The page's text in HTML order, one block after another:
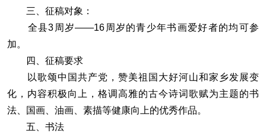
三、征稿对象：
全县3周岁——16周岁的青少年书画爱好者的均可参
加。
四、征稿要求
以歌颂中国共产党，赞美祖国大好河山和家乡发展变
化，内容积极向上，格调高雅的古今诗词歌赋为主题的书
法、国画、油画、素描等健康向上的优秀作品。
五、书法